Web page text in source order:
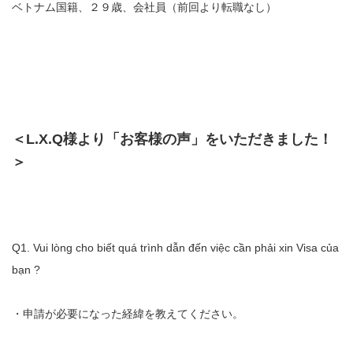
ベトナム国籍、２９歳、会社員（前回より転職なし）
＜L.X.Q様より「お客様の声」をいただきました！
＞
Q1. Vui lòng cho biết quá trình dẫn đến việc cần phải xin Visa của
bạn ?
・申請が必要になった経緯を教えてください。